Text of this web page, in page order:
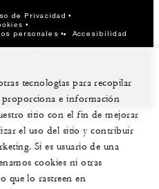
de Privacidad
personales Accesibilidad
tecnologías para recopilar
e información
sitio con el fin de mejorar
el uso del sitio y contribuir
Si es usuario de una
cookies ni otras
que lo rastreen en